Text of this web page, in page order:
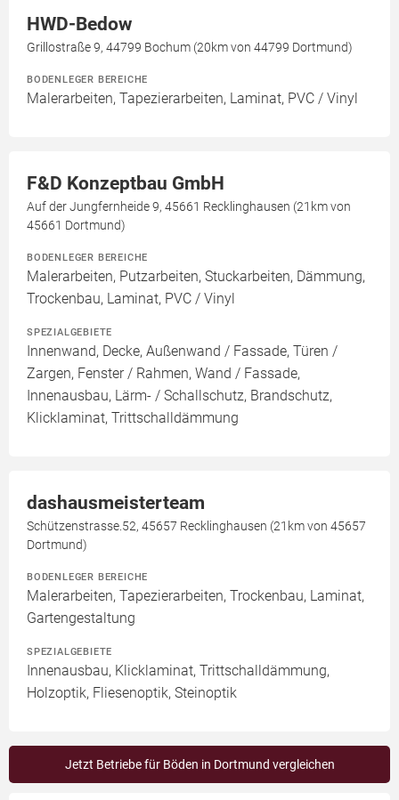
HWD-Bedow
Grillostraße 9, 44799 Bochum (20km von 44799 Dortmund)
BODENLEGER BEREICHE
Malerarbeiten, Tapezierarbeiten, Laminat, PVC / Vinyl
F&D Konzeptbau GmbH
Auf der Jungfernheide 9, 45661 Recklinghausen (21km von
45661 Dortmund)
BODENLEGER BEREICHE
Malerarbeiten, Putzarbeiten, Stuckarbeiten, Dämmung,
Trockenbau, Laminat, PVC / Vinyl
SPEZIALGEBIETE
Innenwand, Decke, Außenwand / Fassade, Türen /
Zargen, Fenster / Rahmen, Wand / Fassade,
Innenausbau, Lärm- / Schallschutz, Brandschutz,
Klicklaminat, Trittschalldämmung
dashausmeisterteam
Schützenstrasse.52, 45657 Recklinghausen (21km von 45657
Dortmund)
BODENLEGER BEREICHE
Malerarbeiten, Tapezierarbeiten, Trockenbau, Laminat,
Gartengestaltung
SPEZIALGEBIETE
Innenausbau, Klicklaminat, Trittschalldämmung,
Holzoptik, Fliesenoptik, Steinoptik
Jetzt Betriebe für Böden in Dortmund vergleichen